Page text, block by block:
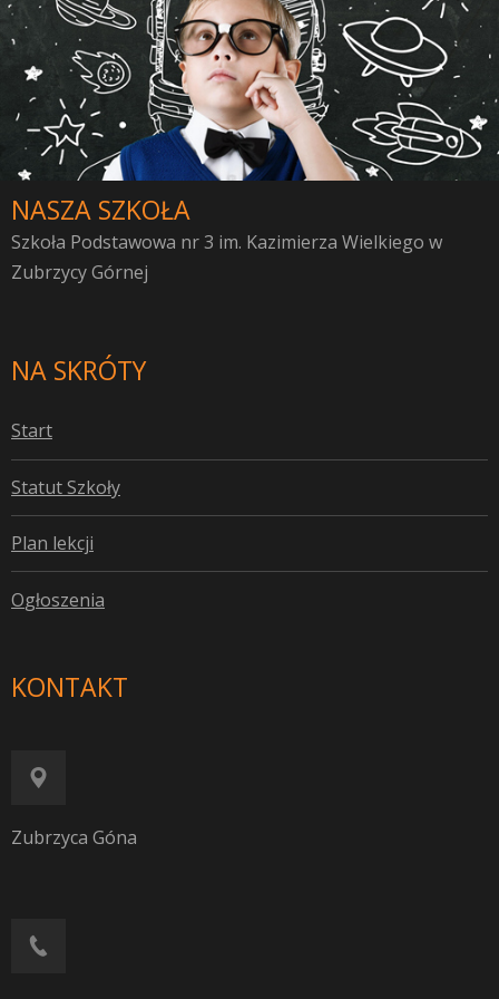
NASZA SZKOŁA
Szkoła Podstawowa nr 3 im. Kazimierza Wielkiego w
Zubrzycy Górnej
NA SKRÓTY
Start
Statut Szkoły
Plan lekcji
Ogłoszenia
KONTAKT
Zubrzyca Góna